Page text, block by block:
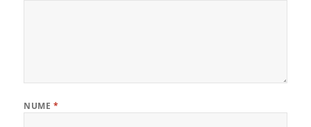
NUME *